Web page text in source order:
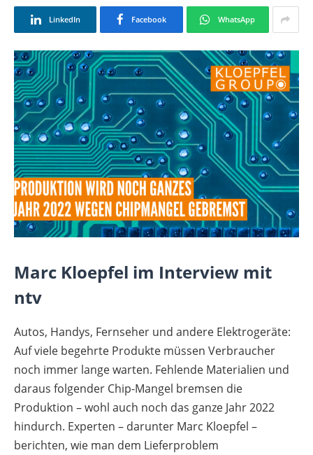
LinkedIn Facebook WhatsApp
Marc Kloepfel im Interview mit
ntv
Autos, Handys, Fernseher und andere Elektrogeräte:
Auf viele begehrte Produkte müssen Verbraucher
noch immer lange warten. Fehlende Materialien und
daraus folgender Chip-Mangel bremsen die
Produktion – wohl auch noch das ganze Jahr 2022
hindurch. Experten – darunter Marc Kloepfel –
berichten, wie man dem Lieferproblem